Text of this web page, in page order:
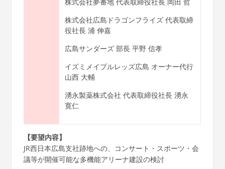
株式会社夢番地 代表取締役社長 岡田 哲
株式会社広島ドラゴンフライズ 代表取締
役社長 浦 伸嘉
広島サンダーズ 部長 平野 信孝
イズミメイプルレッズ広島 オーナー代行
山西 大輔
湧永製薬株式会社 代表取締役社長 湧永
寛仁
【要望内容】
JR西日本広島支社跡地への、コンサート・スポーツ・会
議等が開催可能な多機能アリーナ建設の検討